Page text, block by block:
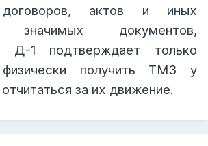
договоров, актов и иных
значимых документов,
Д-1 подтверждает только
получить ТМЗ у
за их движение.